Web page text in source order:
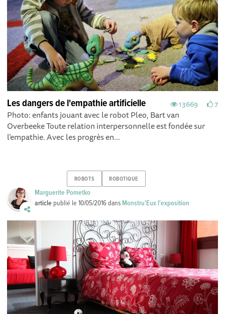
13669 7
Les dangers de l'empathie artificielle
Photo: enfants jouant avec le robot Pleo, Bart van
Overbeeke Toute relation interpersonnelle est fondée sur
l’empathie. Avec les progrès en...
ROBOTS ROBOTIQUE
Marguerite Pometko
article publié le10/05/2016dans Monstru'Eux l'exposition